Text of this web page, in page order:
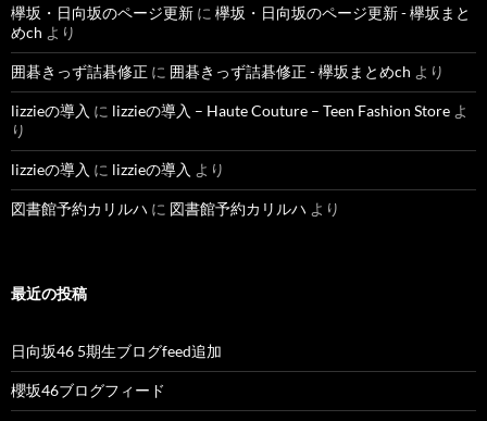
欅坂・日向坂のページ更新 に 欅坂・日向坂のページ更新 - 欅坂まと
めch より
囲碁きっず詰碁修正 に 囲碁きっず詰碁修正 - 欅坂まとめch より
lizzieの導入 に lizzieの導入 – Haute Couture – Teen Fashion Store よ
り
lizzieの導入 に lizzieの導入 より
図書館予約カリルハ に 図書館予約カリルハ より
最近の投稿
日向坂46 5期生ブログfeed追加
櫻坂46ブログフィード